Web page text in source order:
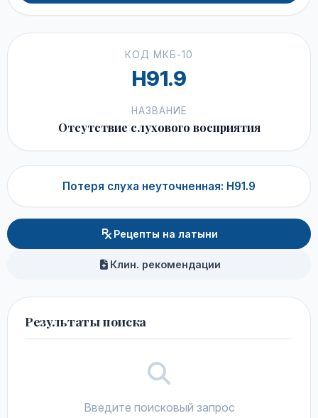
КОД МКБ-10
H91.9
НАЗВАНИЕ
Отсутствие слухового восприятия
Потеря слуха неуточненная: H91.9
Рецепты на латыни
Клин. рекомендации
Результаты поиска
Введите поисковый запрос